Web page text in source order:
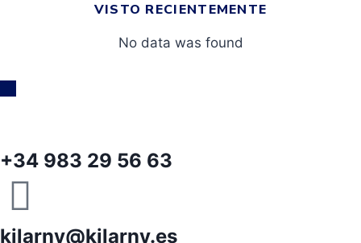
VISTO RECIENTEMENTE
No data was found
+34 983 29 56 63
kilarny@kilarny.es